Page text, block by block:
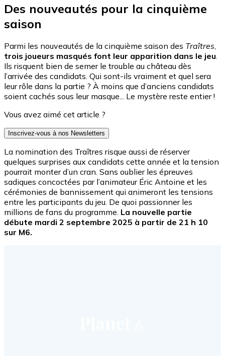
Des nouveautés pour la cinquième
saison
Parmi les nouveautés de la cinquième saison des Traîtres,
trois joueurs masqués font leur apparition dans le jeu.
Ils risquent bien de semer le trouble au château dès
l’arrivée des candidats. Qui sont-ils vraiment et quel sera
leur rôle dans la partie ? À moins que d’anciens candidats
soient cachés sous leur masque... Le mystère reste entier !
Vous avez aimé cet article ?
Inscrivez-vous à nos Newsletters
La nomination des Traîtres risque aussi de réserver
quelques surprises aux candidats cette année et la tension
pourrait monter d’un cran. Sans oublier les épreuves
sadiques concoctées par l’animateur Éric Antoine et les
cérémonies de bannissement qui animeront les tensions
entre les participants du jeu. De quoi passionner les
millions de fans du programme. La nouvelle partie
débute mardi 2 septembre 2025 à partir de 21 h 10
sur M6.